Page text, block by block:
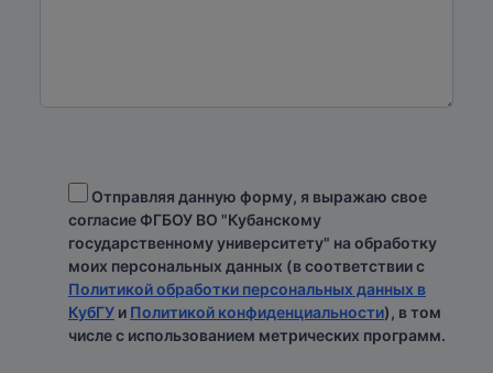
Отправляя данную форму, я выражаю свое
согласие ФГБОУ ВО "Кубанскому
государственному университету" на обработку
моих персональных данных (в соответствии с
Политикой обработки персональных данных в
КубГУ и Политикой конфиденциальности), в том
числе с использованием метрических программ.